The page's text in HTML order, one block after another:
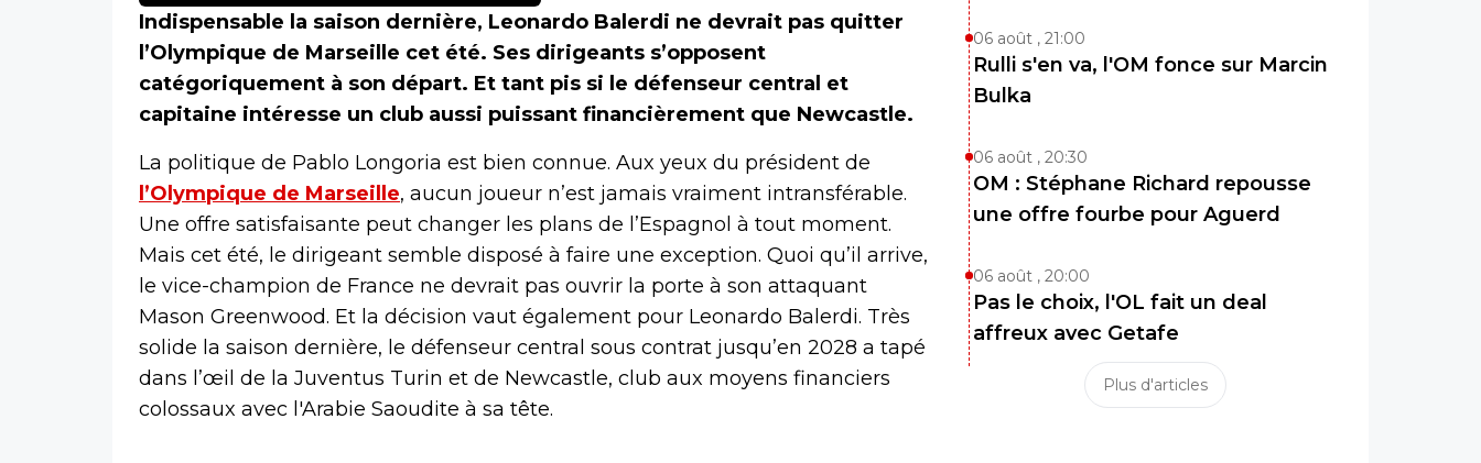
Indispensable la saison dernière, Leonardo Balerdi ne devrait pas quitter
l’Olympique de Marseille cet été. Ses dirigeants s’opposent
catégoriquement à son départ. Et tant pis si le défenseur central et
capitaine intéresse un club aussi puissant financièrement que Newcastle.
La politique de Pablo Longoria est bien connue. Aux yeux du président de
l’Olympique de Marseille, aucun joueur n’est jamais vraiment intransférable.
Une offre satisfaisante peut changer les plans de l’Espagnol à tout moment.
Mais cet été, le dirigeant semble disposé à faire une exception. Quoi qu’il arrive,
le vice-champion de France ne devrait pas ouvrir la porte à son attaquant
Mason Greenwood. Et la décision vaut également pour Leonardo Balerdi. Très
solide la saison dernière, le défenseur central sous contrat jusqu’en 2028 a tapé
dans l’œil de la Juventus Turin et de Newcastle, club aux moyens financiers
colossaux avec l'Arabie Saoudite à sa tête.
06 août , 21:00
Rulli s'en va, l'OM fonce sur Marcin
Bulka
06 août , 20:30
OM : Stéphane Richard repousse
une offre fourbe pour Aguerd
06 août , 20:00
Pas le choix, l'OL fait un deal
affreux avec Getafe
Plus d'articles